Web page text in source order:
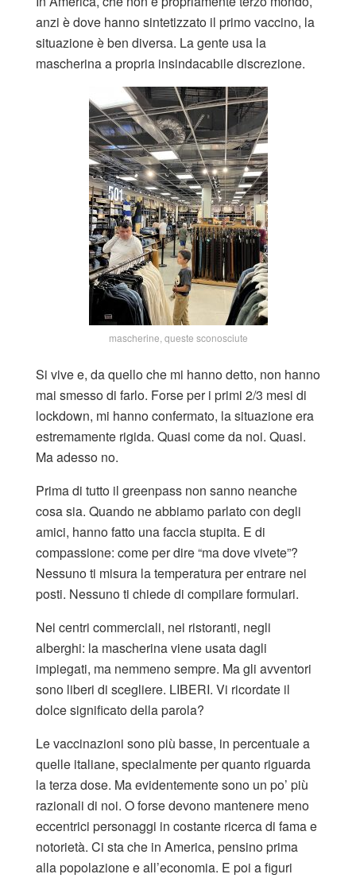
anzi è dove hanno sintetizzato il primo vaccino, la
situazione è ben diversa. La gente usa la
mascherina a propria insindacabile discrezione.
mascherine, queste sconosciute
Si vive e, da quello che mi hanno detto, non hanno
mai smesso di farlo. Forse per i primi 2/3 mesi di
lockdown, mi hanno confermato, la situazione era
estremamente rigida. Quasi come da noi. Quasi.
Ma adesso no.
Prima di tutto il greenpass non sanno neanche
cosa sia. Quando ne abbiamo parlato con degli
amici, hanno fatto una faccia stupita. E di
compassione: come per dire “ma dove vivete”?
Nessuno ti misura la temperatura per entrare nei
posti. Nessuno ti chiede di compilare formulari.
Nei centri commerciali, nei ristoranti, negli
alberghi: la mascherina viene usata dagli
impiegati, ma nemmeno sempre. Ma gli avventori
sono liberi di scegliere. LIBERI. Vi ricordate il
dolce significato della parola?
Le vaccinazioni sono più basse, in percentuale a
quelle italiane, specialmente per quanto riguarda
la terza dose. Ma evidentemente sono un po’ più
razionali di noi. O forse devono mantenere meno
eccentrici personaggi in costante ricerca di fama e
notorietà. Ci sta che in America, pensino prima
alla popolazione e all’economia. E poi a figuri